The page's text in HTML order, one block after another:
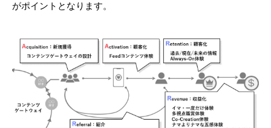
がポイントとなります。